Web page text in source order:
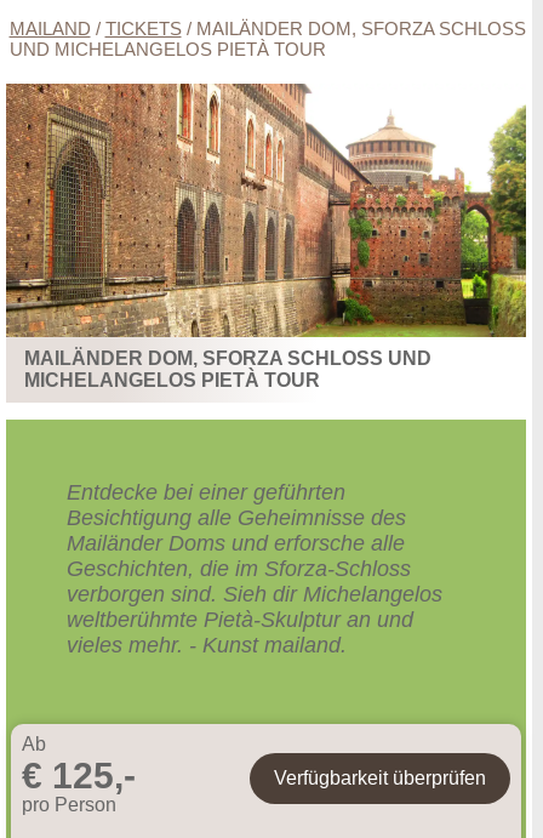
MAILAND / TICKETS/ MAILÄNDER DOM, SFORZA SCHLOSS
UND MICHELANGELOS PIETÀ TOUR
MAILÄNDER DOM, SFORZA SCHLOSS UND
MICHELANGELOS PIETÀ TOUR
Entdecke bei einer geführten
Besichtigung alle Geheimnisse des
Mailänder Doms und erforsche alle
Geschichten, die im Sforza-Schloss
verborgen sind. Sieh dir Michelangelos
weltberühmte Pietà-Skulptur an und
vieles mehr. - Kunst mailand.
Ab
€ 125,-
pro Person
Verfügbarkeit überprüfen